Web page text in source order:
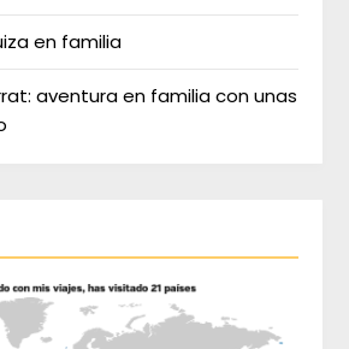
en familia
aventura en familia con unas